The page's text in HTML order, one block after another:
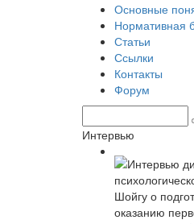
Основные
Нормативная
Статьи
Ссылки
Контакты
Форум
Интервью